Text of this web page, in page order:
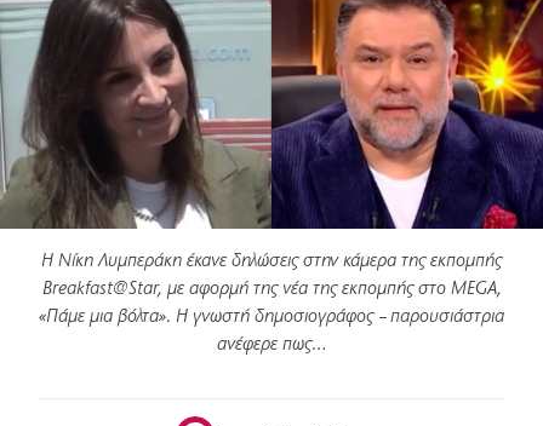
Η Νίκη Λυμπεράκη έκανε δηλώσεις στην κάμερα της εκπομπής
Breakfast@Star, με αφορμή της νέα της εκπομπής στο MEGA,
«Πάμε μια βόλτα». Η γνωστή δημοσιογράφος – παρουσιάστρια
ανέφερε πως…